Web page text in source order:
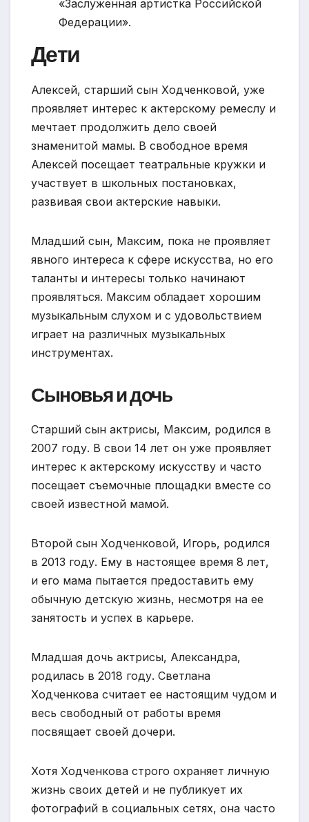
«Заслуженная артистка Российской
Федерации».
Дети
Алексей, старший сын Ходченковой, уже
проявляет интерес к актерскому ремеслу и
мечтает продолжить дело своей
знаменитой мамы. В свободное время
Алексей посещает театральные кружки и
участвует в школьных постановках,
развивая свои актерские навыки.
Младший сын, Максим, пока не проявляет
явного интереса к сфере искусства, но его
таланты и интересы только начинают
проявляться. Максим обладает хорошим
музыкальным слухом и с удовольствием
играет на различных музыкальных
инструментах.
Сыновья и дочь
Старший сын актрисы, Максим, родился в
2007 году. В свои 14 лет он уже проявляет
интерес к актерскому искусству и часто
посещает съемочные площадки вместе со
своей известной мамой.
Второй сын Ходченковой, Игорь, родился
в 2013 году. Ему в настоящее время 8 лет,
и его мама пытается предоставить ему
обычную детскую жизнь, несмотря на ее
занятость и успех в карьере.
Младшая дочь актрисы, Александра,
родилась в 2018 году. Светлана
Ходченкова считает ее настоящим чудом и
весь свободный от работы время
посвящает своей дочери.
Хотя Ходченкова строго охраняет личную
жизнь своих детей и не публикует их
фотографий в социальных сетях, она часто